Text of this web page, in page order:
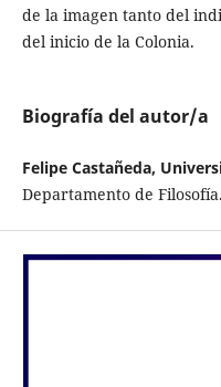
de la imagen tanto del
del inicio de la Colonia.
Biografía del autor/a
Felipe Castañeda,
Departamento de Filosofía.